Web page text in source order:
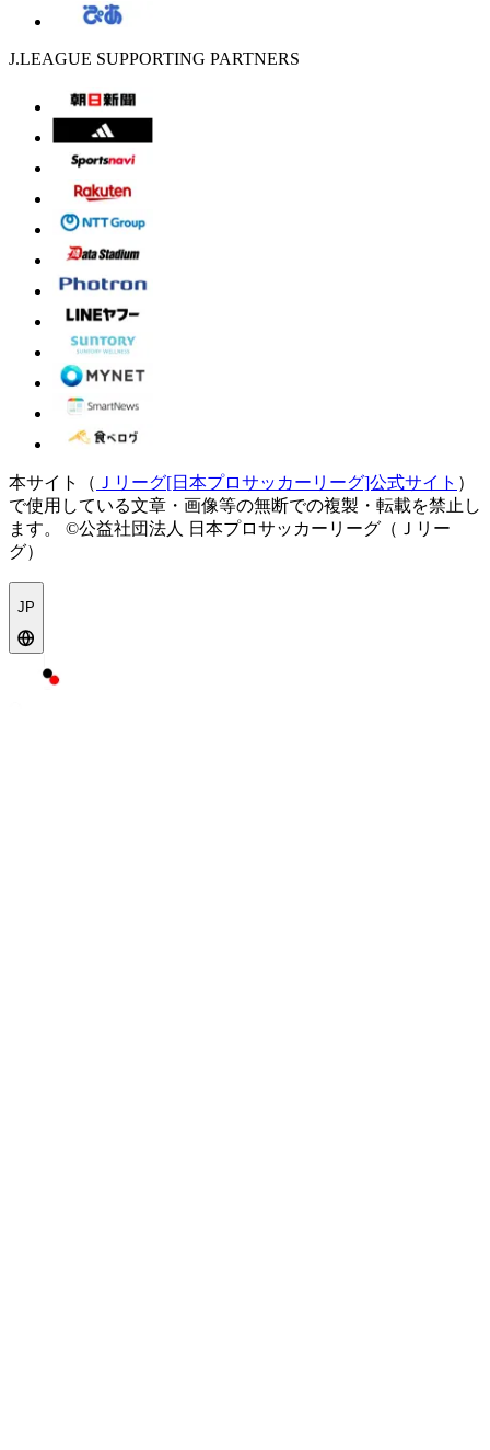
J.LEAGUE SUPPORTING PARTNERS
本サイト（ Ｊリーグ[日本プロサッカーリーグ]公式サイト ）
で使用している文章・画像等の無断での複製・転載を禁止し
ます。
©公益社団法人 日本プロサッカーリーグ（Ｊリー
グ）
JP